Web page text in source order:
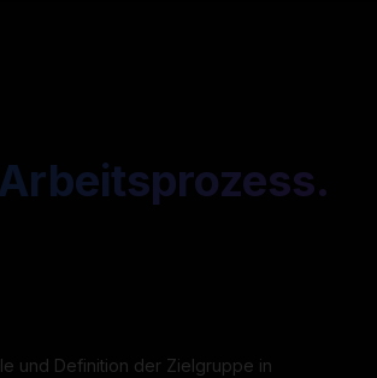
Arbeitsprozess.
und Definition der Zielgruppe in